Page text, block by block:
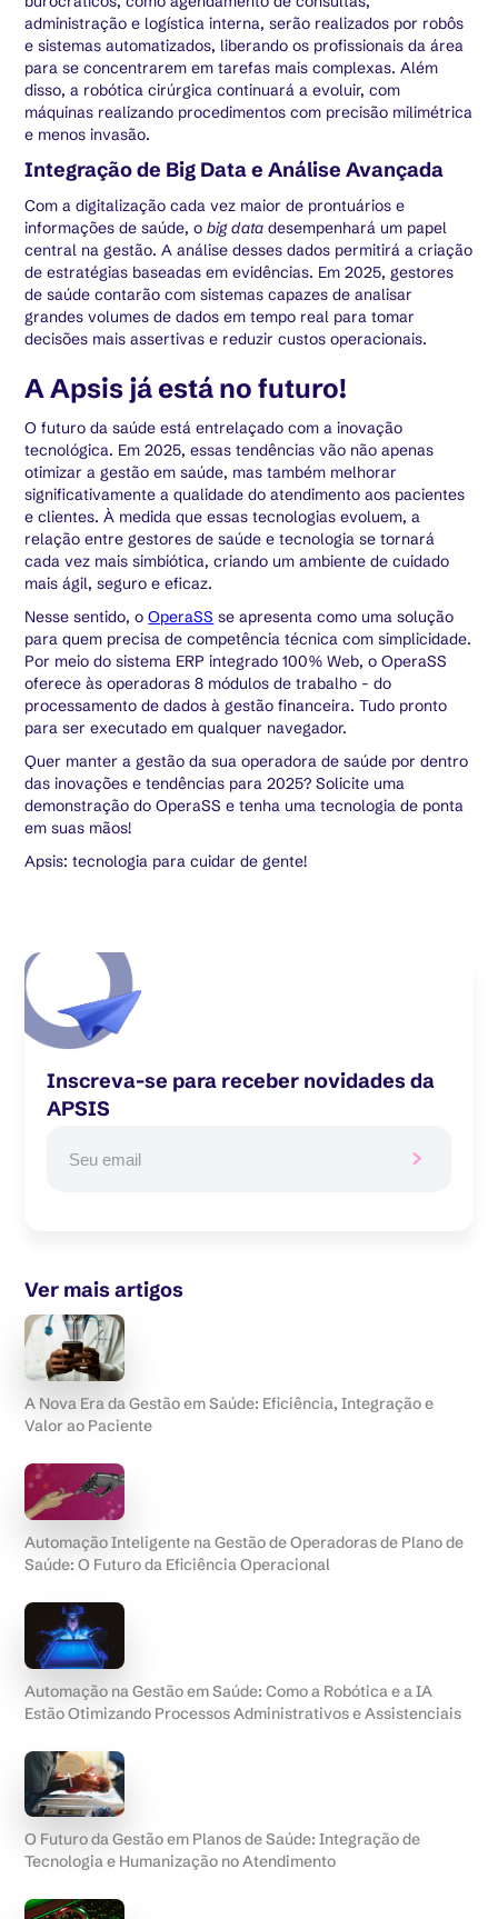
administração e logística interna, serão realizados por robôs
e sistemas automatizados, liberando os profissionais da área
para se concentrarem em tarefas mais complexas. Além
disso, a robótica cirúrgica continuará a evoluir, com
máquinas realizando procedimentos com precisão milimétrica
e menos invasão.
Integração de Big Data e Análise Avançada
Com a digitalização cada vez maior de prontuários e
informações de saúde, obig data desempenhará um papel
central na gestão. A análise desses dados permitirá a criação
de estratégias baseadas em evidências. Em 2025, gestores
de saúde contarão com sistemas capazes de analisar
grandes volumes de dados em tempo real para tomar
decisões mais assertivas e reduzir custos operacionais.
A Apsis já está no futuro!
O futuro da saúde está entrelaçado com a inovação
tecnológica. Em 2025, essas tendências vão não apenas
otimizar a gestão em saúde, mas também melhorar
significativamente a qualidade do atendimento aos pacientes
e clientes. À medida que essas tecnologias evoluem, a
relação entre gestores de saúde e tecnologia se tornará
cada vez mais simbiótica, criando um ambiente de cuidado
mais ágil, seguro e eficaz.
Nesse sentido, oOperaSS se apresenta como uma solução
para quem precisa de competência técnica com simplicidade.
Por meio do sistema ERP integrado 100% Web, o OperaSS
oferece às operadoras 8 módulos de trabalho - do
processamento de dados à gestão financeira. Tudo pronto
para ser executado em qualquer navegador.
Quer manter a gestão da sua operadora de saúde por dentro
das inovações e tendências para 2025? Solicite uma
demonstração do OperaSS e tenha uma tecnologia de ponta
em suas mãos!
Apsis: tecnologia para cuidar de gente!
Inscreva-se para receber novidades da
APSIS
Ver mais artigos
A Nova Era da Gestão em Saúde: Eficiência, Integração e
Valor ao Paciente
Automação Inteligente na Gestão de Operadoras de Plano de
Saúde: O Futuro da Eficiência Operacional
Automação na Gestão em Saúde: Como a Robótica e a IA
Estão Otimizando Processos Administrativos e Assistenciais
O Futuro da Gestão em Planos de Saúde: Integração de
Tecnologia e Humanização no Atendimento